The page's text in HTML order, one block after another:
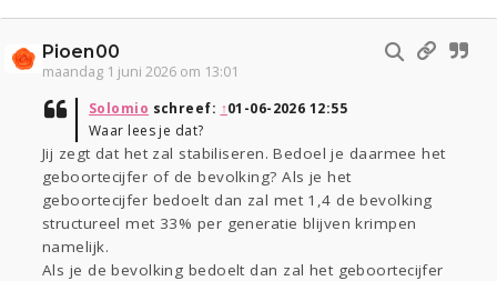
Pioen00
maandag 1 juni 2026 om 13:01
Solomio schreef: ↑01-06-2026 12:55
Waar lees je dat?
Jij zegt dat het zal stabiliseren. Bedoel je daarmee het
geboortecijfer of de bevolking? Als je het
geboortecijfer bedoelt dan zal met 1,4 de bevolking
structureel met 33% per generatie blijven krimpen
namelijk.
Als je de bevolking bedoelt dan zal het geboortecijfer